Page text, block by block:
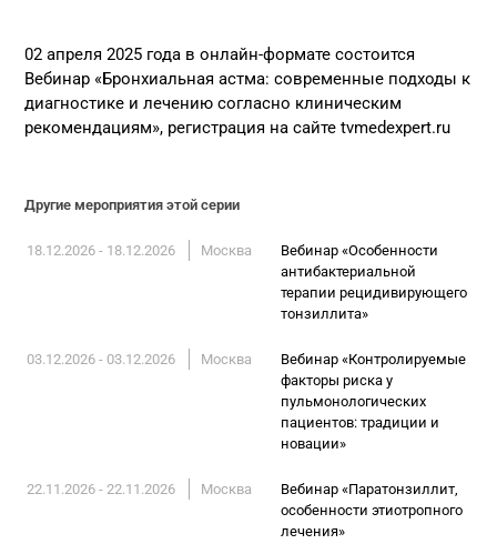
02 апреля 2025 года в онлайн-формате состоится
Вебинар «Бронхиальная астма: современные подходы к
диагностике и лечению согласно клиническим
рекомендациям», регистрация на сайте tvmedexpert.ru
Другие мероприятия этой серии
18.12.2026 - 18.12.2026 Москва
Вебинар «Особенности
антибактериальной
терапии рецидивирующего
тонзиллита»
03.12.2026 - 03.12.2026 Москва
Вебинар «Контролируемые
факторы риска у
пульмонологических
пациентов: традиции и
новации»
22.11.2026 - 22.11.2026 Москва
Вебинар «Паратонзиллит,
особенности этиотропного
лечения»